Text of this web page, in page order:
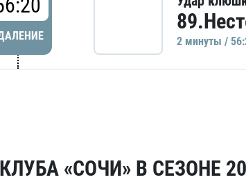
2 минуты /
«СОЧИ» В СЕЗОНЕ